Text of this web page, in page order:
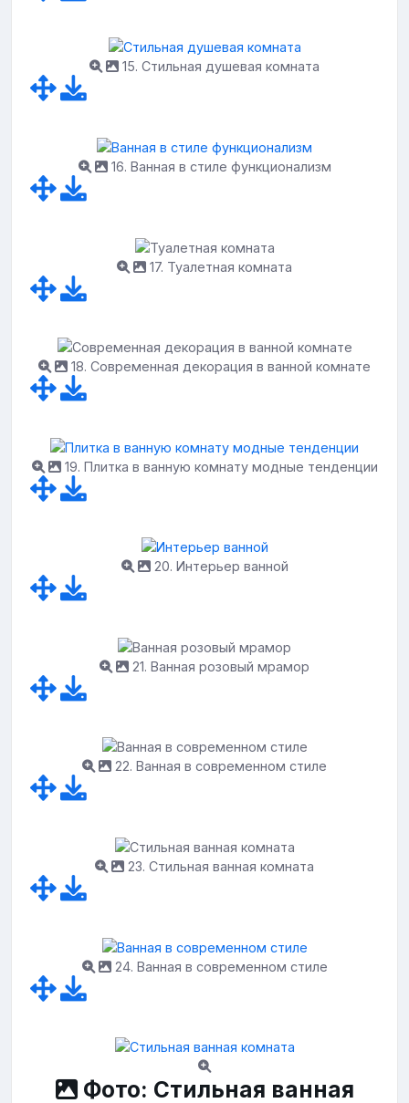
15. Стильная душевая комната
16. Ванная в стиле функционализм
17. Туалетная комната
18. Современная декорация в ванной комнате
19. Плитка в ванную комнату модные тенденции
20. Интерьер ванной
21. Ванная розовый мрамор
22. Ванная в современном стиле
23. Стильная ванная комната
24. Ванная в современном стиле
Фото: Стильная ванная